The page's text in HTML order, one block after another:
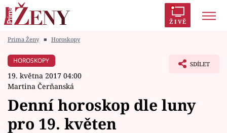
ŽIVĚ
Módní alarm
Témata
Prima Ženy ■ Horoskopy
HOROSKOPY
19. května 2017 04:00
Martina Čerňanská
SDÍLET
Denní horoskop dle luny
pro 19. květen